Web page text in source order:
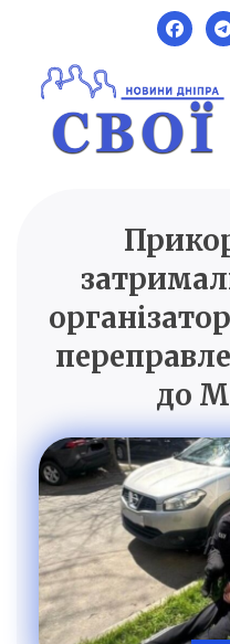
content
SVOI.DP.UA
Новини Дніпра
до